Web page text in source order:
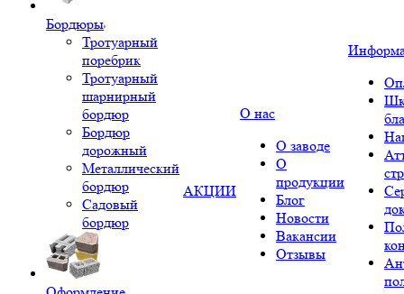
Бордюры
Тротуарный
поребрик
Тротуарный
шарнирный
бордюр
Бордюр
дорожный
Металлический
бордюр
Садовый
бордюр
АКЦИИ
О нас
О заводе
О
продукции
Блог
Новости
Вакансии
Отзывы